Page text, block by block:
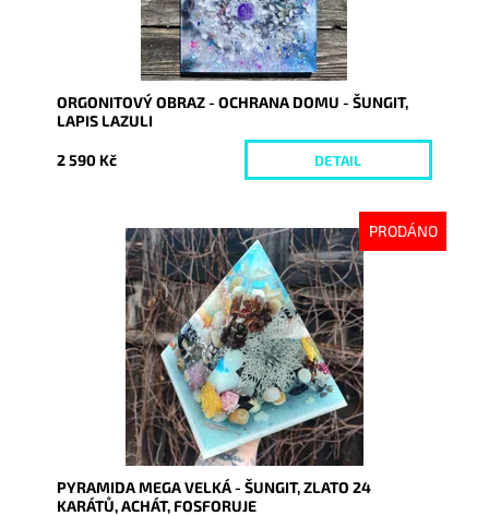
ORGONITOVÝ OBRAZ - OCHRANA DOMU - ŠUNGIT,
LAPIS LAZULI
2 590 Kč DETAIL
PRODÁNO
Dostupnost:
Vyprodáno
8363
PYRAMIDA MEGA VELKÁ - ŠUNGIT, ZLATO 24
KARÁTŮ, ACHÁT, FOSFORUJE